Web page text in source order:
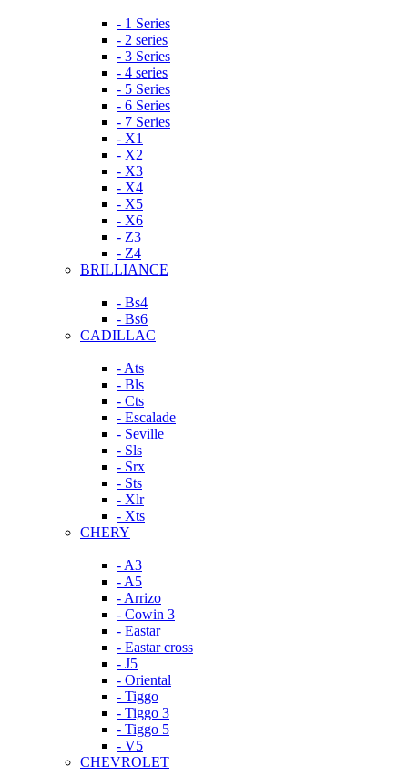
- 1 Series
- 2 series
- 3 Series
- 4 series
- 5 Series
- 6 Series
- 7 Series
- X1
- X2
- X3
- X4
- X5
- X6
- Z3
- Z4
BRILLIANCE
- Bs4
- Bs6
CADILLAC
- Ats
- Bls
- Cts
- Escalade
- Seville
- Sls
- Srx
- Sts
- Xlr
- Xts
CHERY
- A3
- A5
- Arrizo
- Cowin 3
- Eastar
- Eastar cross
- J5
- Oriental
- Tiggo
- Tiggo 3
- Tiggo 5
- V5
CHEVROLET